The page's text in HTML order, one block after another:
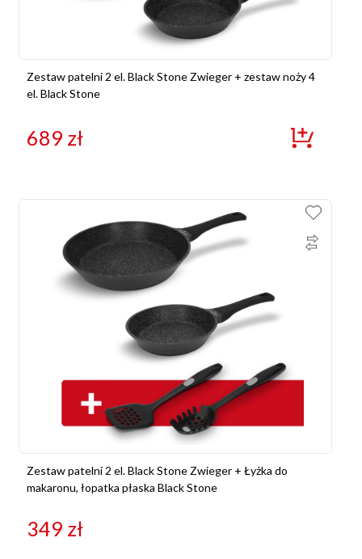
Zestaw patelni 2 el. Black Stone Zwieger + zestaw noży 4
el. Black Stone
689 zł
Zestaw patelni 2 el. Black Stone Zwieger + Łyżka do
makaronu, łopatka płaska Black Stone
349 zł